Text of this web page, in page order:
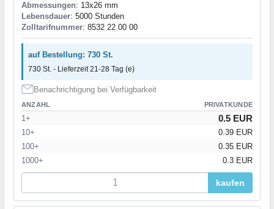
Abmessungen: 13x26 mm
Lebensdauer: 5000 Stunden
Zolltarifnummer: 8532 22 00 00
auf Bestellung: 730 St.
730 St. - Lieferzeit 21-28 Tag (e)
Benachrichtigung bei Verfügbarkeit
ANZAHL PRIVATKUNDE
1+ 0.5 EUR
10+
0.39 EUR
100+
0.35 EUR
1000+
0.3 EUR
kaufen